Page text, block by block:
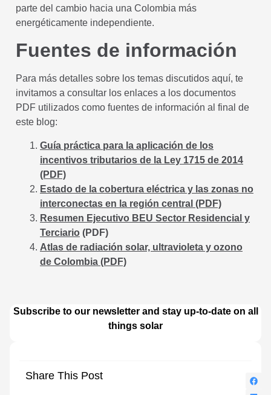
parte del cambio hacia una Colombia más
energéticamente independiente.
Fuentes de información
Para más detalles sobre los temas discutidos aquí, te
invitamos a consultar los enlaces a los documentos
PDF utilizados como fuentes de información al final de
este blog:
Guía práctica para la aplicación de los
incentivos tributarios de la Ley 1715 de 2014
(PDF)
Estado de la cobertura eléctrica y las zonas no
interconectas en la región central (PDF)
Resumen Ejecutivo BEU Sector Residencial y
Terciario (PDF)
Atlas de radiación solar, ultravioleta y ozono
de Colombia (PDF)
Subscribe to our newsletter and stay up-to-date on all
things solar
Share This Post